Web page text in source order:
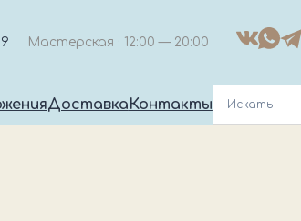
Мастерская · 12:00 — 20:00
Доставка Контакты